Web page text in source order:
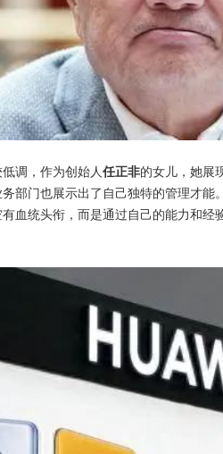
调，作为创始人任正非的女儿，她展
务部门也展示出了自己独特的管理才
血统头衔，而是通过自己的能力和经